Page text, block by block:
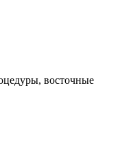
восточные